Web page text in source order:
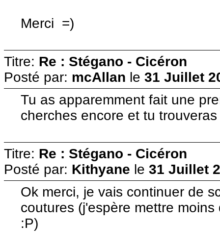
Merci =)
Titre: Re : Stégano - Cicéron
Posté par: mcAllan le 31 Juillet
Tu as apparemment fait une
cherches encore et tu
Titre: Re : Stégano - Cicéron
Posté par: Kithyane le 31 Juillet
Ok merci, je vais continuer de
coutures (j'espère mettre
:P)